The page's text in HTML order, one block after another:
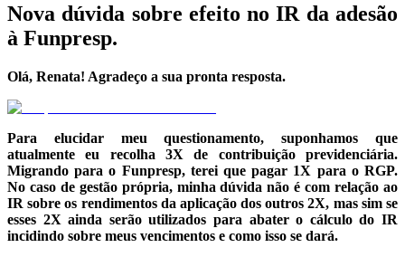
Nova dúvida sobre efeito no IR da adesão
à Funpresp.
Olá, Renata! Agradeço a sua pronta resposta.
Para elucidar meu questionamento, suponhamos que
atualmente eu recolha 3X de contribuição previdenciária.
Migrando para o Funpresp, terei que pagar 1X para o RGP.
No caso de gestão própria, minha dúvida não é com relação ao
IR sobre os rendimentos da aplicação dos outros 2X, mas sim se
esses 2X ainda serão utilizados para abater o cálculo do IR
incidindo sobre meus vencimentos e como isso se dará.